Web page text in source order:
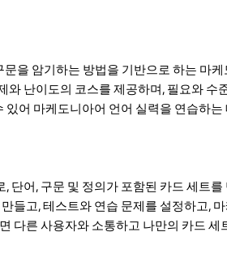
을 암기하는 방법을 기반으로 하는 마
난이도의 코스를 제공하며, 필요와 수
어 마케도니아어 언어 실력을 연습하는
단어, 구문 및 정의가 포함된 카드 세트
들고, 테스트와 연습 문제를 설정하고,
다른 사용자와 소통하고 나만의 카드 세